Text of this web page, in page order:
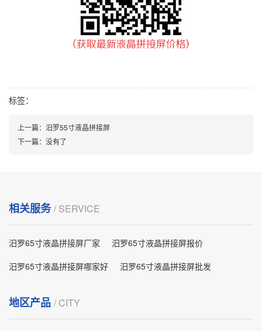
标签：
上一篇： 汨罗55寸液晶拼接屏
下一篇： 没有了
相关服务/ SERVICE
汨罗65寸液晶拼接屏厂家
汨罗65寸液晶拼接屏报价
汨罗65寸液晶拼接屏哪家好
汨罗65寸液晶拼接屏批发
地区产品 / CITY